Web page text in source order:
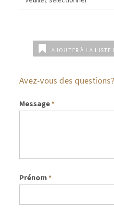
AJOUTER À LA LISTE
Avez-vous des questions?
Message*
Prénom *